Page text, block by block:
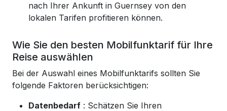
nach Ihrer Ankunft in Guernsey von den
lokalen Tarifen profitieren können.
Wie Sie den besten Mobilfunktarif für Ihre
Reise auswählen
Bei der Auswahl eines Mobilfunktarifs sollten Sie
folgende Faktoren berücksichtigen:
Datenbedarf : Schätzen Sie Ihren